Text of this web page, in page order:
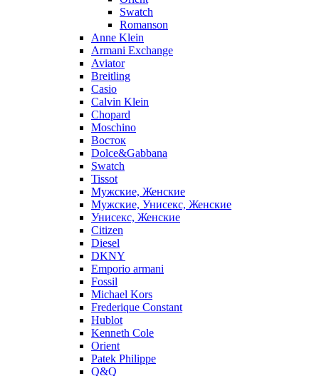
Swatch
Romanson
Anne Klein
Armani Exchange
Aviator
Breitling
Casio
Calvin Klein
Chopard
Moschino
Восток
Dolce&Gabbana
Swatch
Tissot
Мужские, Женские
Мужские, Унисекс, Женские
Унисекс, Женские
Citizen
Diesel
DKNY
Emporio armani
Fossil
Michael Kors
Frederique Constant
Hublot
Kenneth Cole
Orient
Patek Philippe
Q&Q